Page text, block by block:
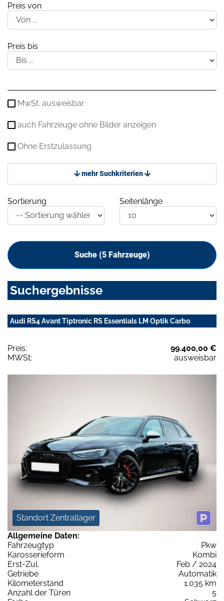
Preis von
Preis bis
MwSt. ausweisbar
auch Fahrzeuge ohne Bilder anzeigen
Ohne Erstzulassung
mehr Suchkriterien
Sortierung Seitenlänge
Suche (5Fahrzeuge)
Suchergebnisse
Audi RS4 Avant Tiptronic RS Essentials LM Optik Carbo
Preis:
99.400,00 €
MWSt:
ausweisbar
Standort Zentrallager
Allgemeine Daten:
Fahrzeugtyp
Pkw
Karosserieform
Kombi
Erst-Zul.
Feb / 2024
Getriebe
Automatik
Kilometerstand
1.035 km
Anzahl der Türen
5